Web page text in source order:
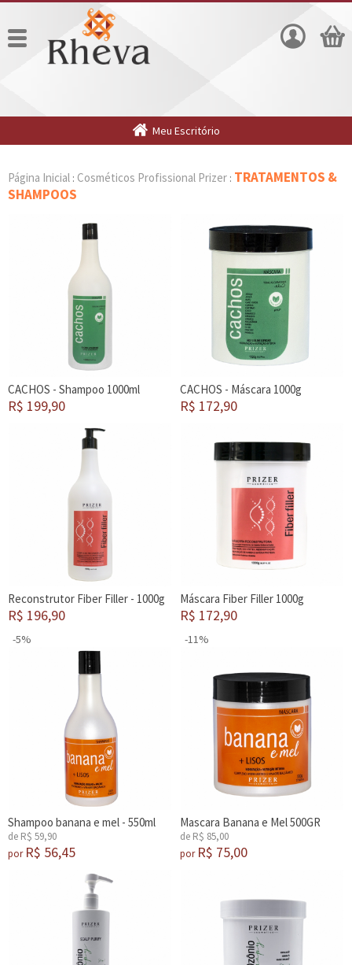
Meu Escritório
Página Inicial : Cosméticos Profissional Prizer : TRATAMENTOS &
SHAMPOOS
CACHOS - Shampoo 1000ml
R$ 199,90
CACHOS - Máscara 1000g
R$ 172,90
Reconstrutor Fiber Filler - 1000g
R$ 196,90
Máscara Fiber Filler 1000g
R$ 172,90
-5%
Shampoo banana e mel - 550ml
de R$ 59,90
por R$ 56,45
-11%
Mascara Banana e Mel 500GR
de R$ 85,00
por R$ 75,00